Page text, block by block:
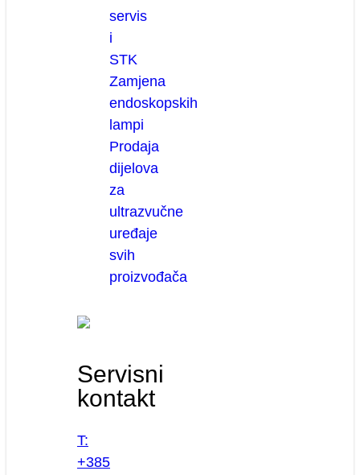
servis
i
STK
Zamjena
endoskopskih
lampi
Prodaja
dijelova
za
ultrazvučne
uređaje
svih
proizvođača
Servisni
kontakt
T:
+385